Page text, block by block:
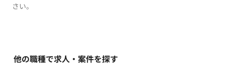
さい。
他の職種で求人・案件を探す